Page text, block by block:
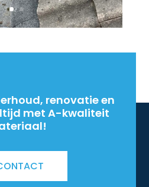
renovatie en
met A-kwaliteit